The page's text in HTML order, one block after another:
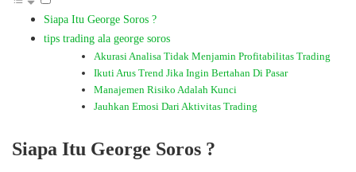
Siapa Itu George Soros ?
tips trading ala george soros
Akurasi Analisa Tidak Menjamin Profitabilitas Trading
Ikuti Arus Trend Jika Ingin Bertahan Di Pasar
Manajemen Risiko Adalah Kunci
Jauhkan Emosi Dari Aktivitas Trading
Siapa Itu George Soros ?